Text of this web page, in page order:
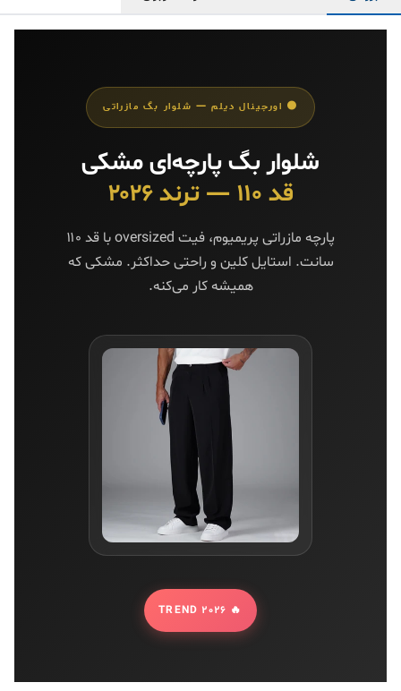
⚫ اورجینال دیلم — شلوار بگ مازراتی
شلوار بگ پارچه‌ای مشکی
قد ۱۱۰ — ترند ۲۰۲۶
پارچه مازراتی پریمیوم، فیت oversized با قد ۱۱۰
سانت. استایل کلین و راحتی حداکثر. مشکی که
همیشه کار می‌کنه.
🔥 TREND 2026